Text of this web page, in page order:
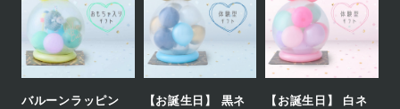
バルーンラッピン
【お誕生日】 黒ネ
【お誕生日】 白ネ